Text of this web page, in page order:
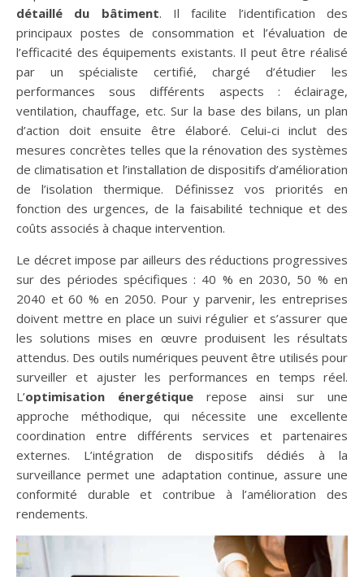
détaillé du bâtiment. Il facilite l’identification des
principaux postes de consommation et l’évaluation de
l’efficacité des équipements existants. Il peut être réalisé
par un spécialiste certifié, chargé d’étudier les
performances sous différents aspects : éclairage,
ventilation, chauffage, etc. Sur la base des bilans, un plan
d’action doit ensuite être élaboré. Celui-ci inclut des
mesures concrètes telles que la rénovation des systèmes
de climatisation et l’installation de dispositifs d’amélioration
de l’isolation thermique. Définissez vos priorités en
fonction des urgences, de la faisabilité technique et des
coûts associés à chaque intervention.
Le décret impose par ailleurs des réductions progressives
sur des périodes spécifiques : 40 % en 2030, 50 % en
2040 et 60 % en 2050. Pour y parvenir, les entreprises
doivent mettre en place un suivi régulier et s’assurer que
les solutions mises en œuvre produisent les résultats
attendus. Des outils numériques peuvent être utilisés pour
surveiller et ajuster les performances en temps réel.
L’optimisation énergétiquerepose ainsi sur une
approche méthodique, qui nécessite une excellente
coordination entre différents services et partenaires
externes. L’intégration de dispositifs dédiés à la
surveillance permet une adaptation continue, assure une
conformité durable et contribue à l’amélioration des
rendements.